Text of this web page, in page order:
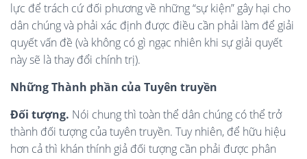
lực để trách cứ đối phương về những “sự kiện” gây hại cho
dân chúng và phải xác định được điều cần phải làm để giải
quyết vấn đề (và không có gì ngạc nhiên khi sự giải quyết
này sẽ là thay đổi chính trị).
Những Thành phần của Tuyên truyền
Đối tượng. Nói chung thì toàn thể dân chúng có thể trở
thành đối tượng của tuyên truyền. Tuy nhiên, để hữu hiệu
hơn cả thì khán thính giả đối tượng cần phải được phân